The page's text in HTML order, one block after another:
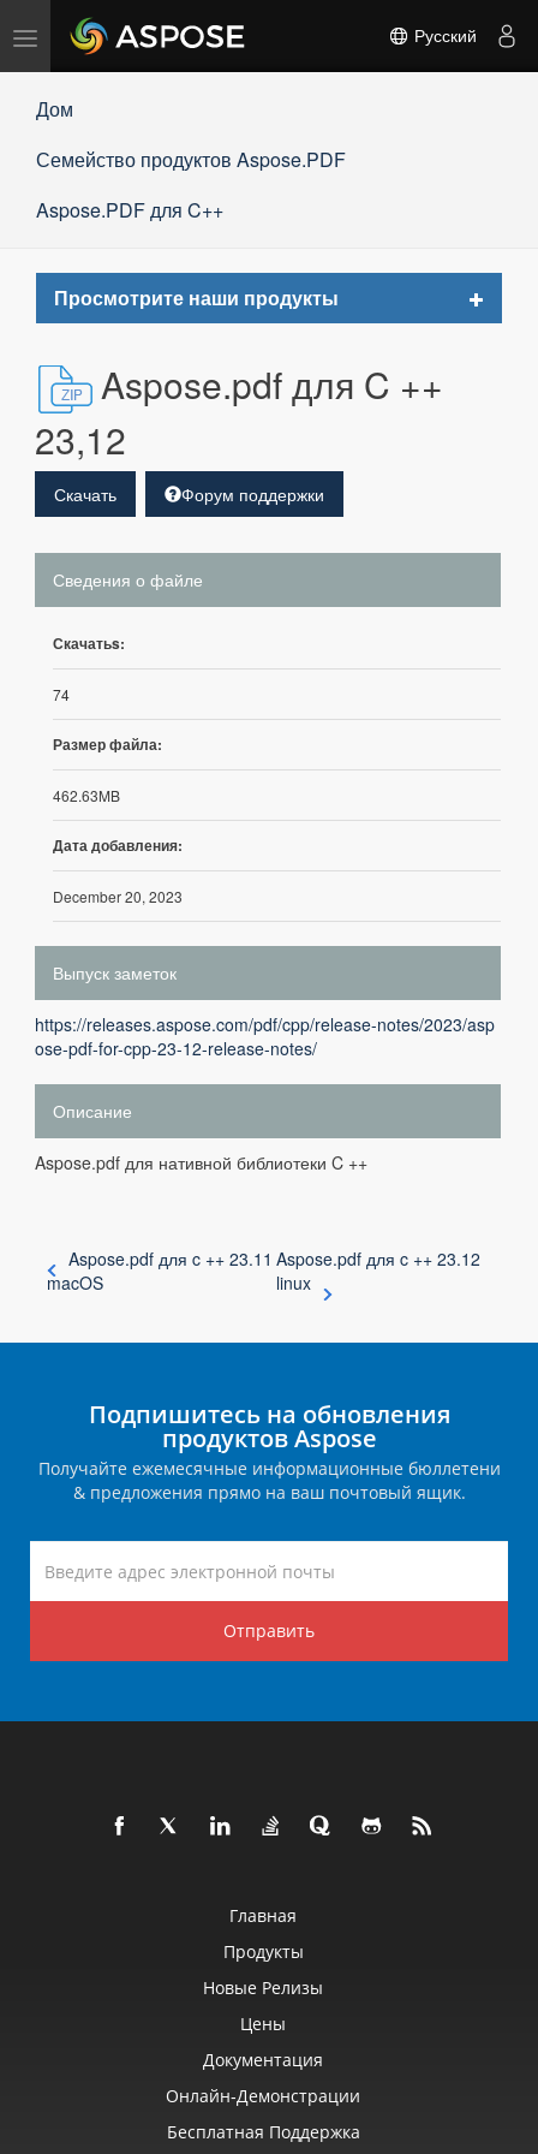
Переключить
навигацию
Русский
Дом
Семейство продуктов Aspose.PDF
Aspose.PDF для C++
Просмотрите наши продукты
Toggle
Aspose.pdf для C ++
23,12
Скачать Форум поддержки
Сведения о файле
Скачатьs:
74
Размер файла:
462.63MB
Дата добавления:
December 20, 2023
Выпуск заметок
https://releases.aspose.com/pdf/cpp/release-notes/2023/asp
ose-pdf-for-cpp-23-12-release-notes/
Описание
Aspose.pdf для нативной библиотеки C ++
Aspose.pdf для c ++ 23.11
macOS
Aspose.pdf для c ++ 23.12
linux
Подпишитесь на обновления
продуктов Aspose
Получайте ежемесячные информационные бюллетени
& предложения прямо на ваш почтовый ящик.
Отправить
Главная
Продукты
Новые Релизы
Цены
Документация
Онлайн‑демонстрации
Бесплатная Поддержка